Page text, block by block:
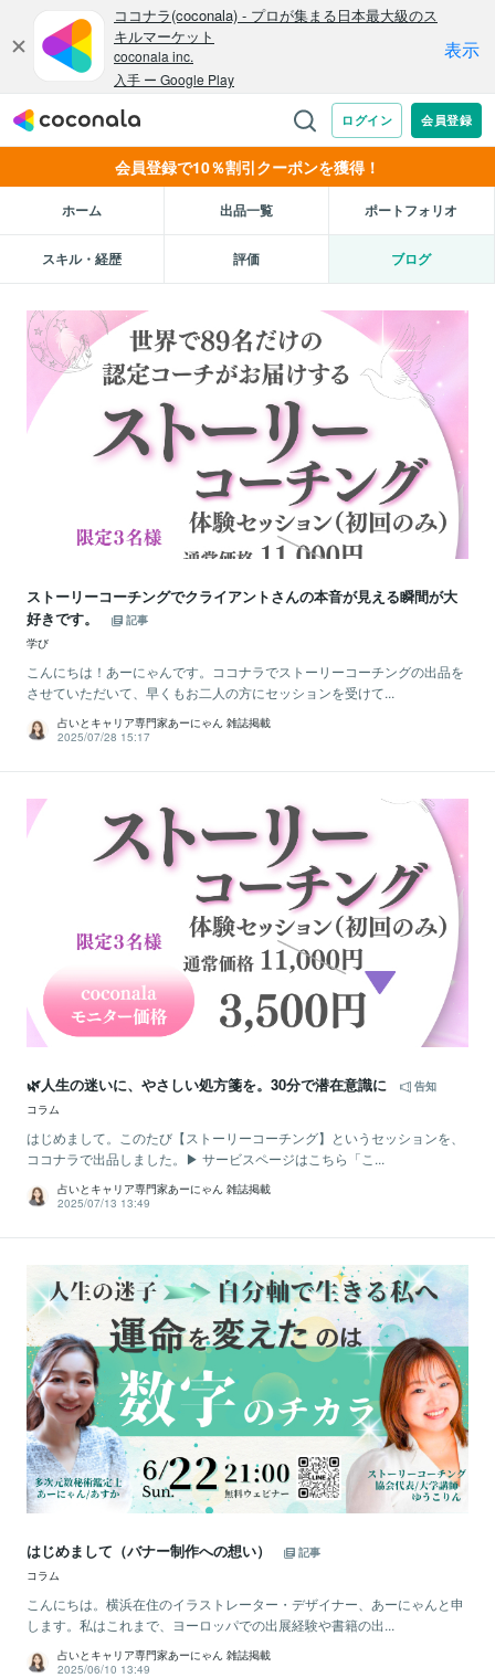
会員登録で10％割引クーポンを獲得！
ホーム 出品一覧 ポートフォリオ
スキル・経歴 評価 ブログ
ストーリーコーチングでクライアントさんの本音が見える瞬間が大
好きです。
記事
学び
こんにちは！あーにゃんです。ココナラでストーリーコーチングの出品を
させていただいて、早くもお二人の方にセッションを受けて...
占いとキャリア専門家あーにゃん 雑誌掲載
2025/07/28 15:17
🌿人生の迷いに、やさしい処方箋を。30分で潜在意識に
告知
コラム
はじめまして。このたび【ストーリーコーチング】というセッションを、
ココナラで出品しました。▶ サービスページはこちら「こ...
占いとキャリア専門家あーにゃん 雑誌掲載
2025/07/13 13:49
はじめまして（バナー制作への想い）
記事
コラム
こんにちは。横浜在住のイラストレーター・デザイナー、あーにゃんと申
します。私はこれまで、ヨーロッパでの出展経験や書籍の出...
占いとキャリア専門家あーにゃん 雑誌掲載
2025/06/10 13:49